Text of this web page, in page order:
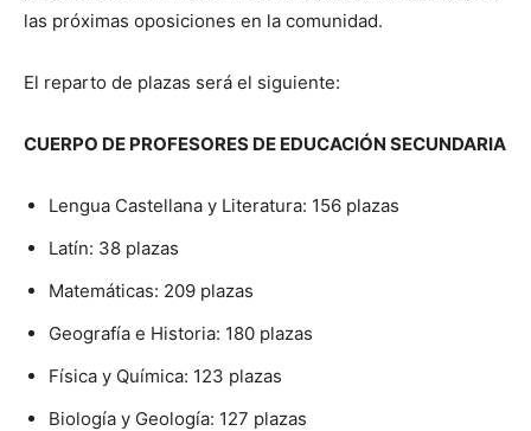
las próximas oposiciones en la comunidad.
El reparto de plazas será el siguiente:
CUERPO DE PROFESORES DE EDUCACIÓN SECUNDARIA
Lengua Castellana y Literatura: 156 plazas
Latín: 38 plazas
Matemáticas: 209 plazas
Geografía e Historia: 180 plazas
Física y Química: 123 plazas
Biología y Geología: 127 plazas